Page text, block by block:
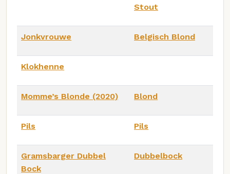
Stout
Jonkvrouwe Belgisch Blond
Klokhenne
Momme’s Blonde (2020) Blond
Pils Pils
Gramsbarger Dubbel
Bock
Dubbelbock